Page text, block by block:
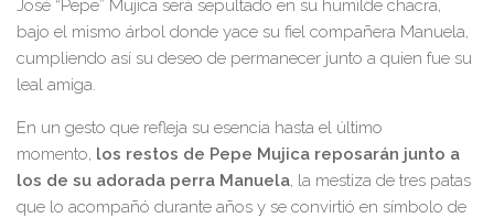
José “Pepe” Mujica será sepultado en su humilde chacra,
bajo el mismo árbol donde yace su fiel compañera Manuela,
cumpliendo así su deseo de permanecer junto a quien fue su
leal amiga.
En un gesto que refleja su esencia hasta el último
momento, los restos de Pepe Mujica reposarán junto a
los de su adorada perra Manuela, la mestiza de tres patas
que lo acompañó durante años y se convirtió en símbolo de